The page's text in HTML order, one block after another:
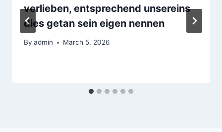
verlieben, entsprechend unsereins
dies getan sein eigen nennen
By admin March 5, 2026